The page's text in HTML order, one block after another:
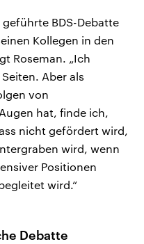
BDS-Debatte
Kollegen in den
Roseman. „Ich
Aber als
von
hat, finde ich,
nicht gefördert wird,
wird, wenn
Positionen
wird.“
Debatte